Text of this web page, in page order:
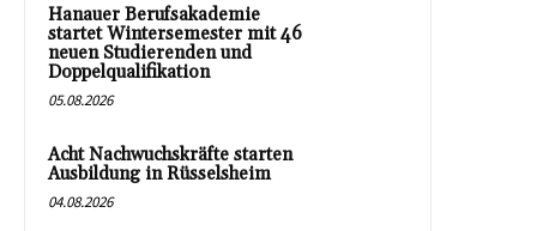
Hanauer Berufsakademie
startet Wintersemester mit 46
neuen Studierenden und
Doppelqualifikation
05.08.2026
Acht Nachwuchskräfte starten
Ausbildung in Rüsselsheim
04.08.2026